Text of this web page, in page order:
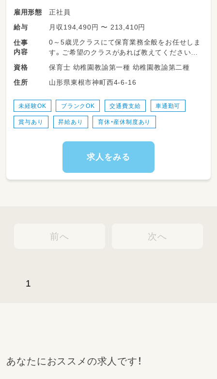
雇用形態
正社員
給与
月収194,490円 〜 213,410円
仕事
内容
0～5歳児クラスにて保育業務全般をお任せしま
す。ご希望のクラスがあれば教えてください。
＊～～～～～～～～～～～～～～～～～～＊
※あなたの経験やご希望を考慮して担当クラス
・最初は複数担任制で
他の職員と一緒に勤務なので安心です
・オムツ交換やトイレトレーニングや食事介助
連絡帳等の簡単な書き物もお願いします。
・当園では「おぼこ先生」を通して食の関心を広
（園児自身がおぼこ（子ども）先生となって
資格
保育士 幼稚園教諭第一種 幼稚園教諭第二種
住所
山形県東根市神町西4-6-16
未経験OK ブランクOK 交通費支給 車通勤可
賞与あり 昇給あり 育休・産休制度あり
求人をみる
前へ
1
次へ
あなたにおススメの求人です！